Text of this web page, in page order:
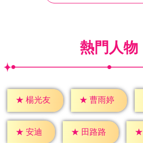
熱門人物
★ 楊光友 ★ 曹雨婷
★ 安迪 ★ 田路路 ★